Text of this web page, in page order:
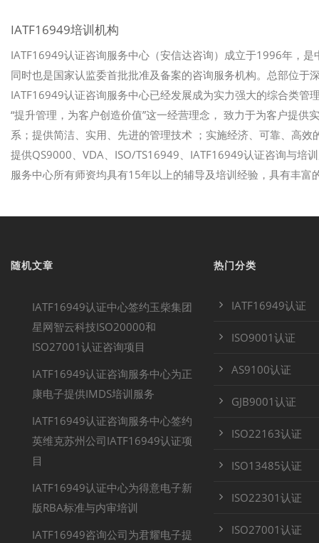
IATF16949培训机构
IATF16949认证咨询服务中心（安信达咨询）成立于1996年，
同时也是国家认监委首批批准及备案的咨询服务机构。总部位于
IATF16949认证咨询服务中心已经发展成为实力强大的综合类
“提升管理，为客户创造价值”这一经营理念， 致力于为客户提
系；提供简洁、实用、先进的管理技术 ；实施经济、可靠、高
提供QS9000、VDA、ISO/TS16949、IATF16949认证咨询与培
服务中心所有师资均具有15年以上的辅导及培训经验，具有丰富
随机文章
IATF16949认证中心签约玉柴集团
星网智云科技ISO20000和
ISO27001认证咨询项目
IATF16949认证咨询服务中心为正
康电子提供IMDS培训服务
IATF16949认证咨询服务中心签约
英维克苏州公司IATF16949认证项
目
IATF16949认证中心为得意电子新
版RBA标准与内审培训
IATF16949咨询公司为君耀电子提
热门分类
IATF16949认证
ISO9001认证
AS9100认证
GJB9001认证
ISO22163认证
ISO13485认证
ISO22301认证
ISO27001认证